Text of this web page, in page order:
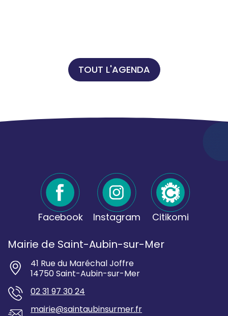
TOUT L'AGENDA
Facebook Instagram Citikomi
Mairie de Saint-Aubin-sur-Mer
41 Rue du Maréchal Joffre
14750 Saint-Aubin-sur-Mer
02 31 97 30 24
mairie@saintaubinsurmer.fr